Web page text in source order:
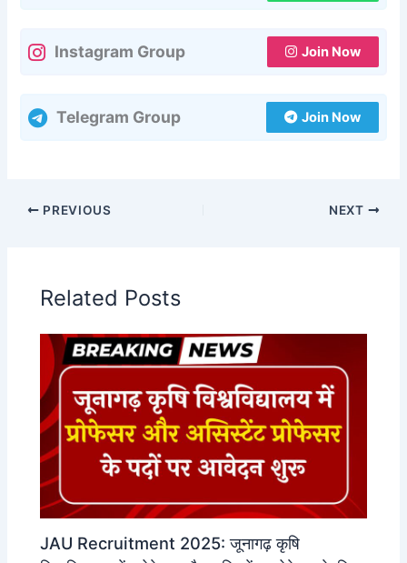
Instagram Group Join Now
Telegram Group Join Now
PREVIOUS NEXT
Related Posts
JAU Recruitment 2025: जूनागढ़ कृषि